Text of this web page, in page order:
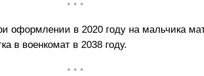
• • •
оформлении в 2020 году на мальчика
в военкомат в 2038 году.
• • •